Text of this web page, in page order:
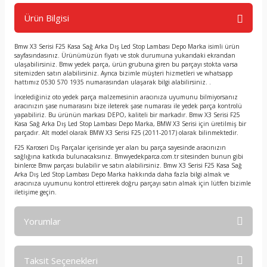
Ürün Bilgisi
Bmw X3 Serisi F25 Kasa Sağ Arka Dış Led Stop Lambası Depo Marka isimli ürün
sayfasındasınız. Ürünümüzün fiyatı ve stok durumuna yukarıdaki ekrandan
ulaşabilirsiniz. Bmw yedek parça, ürün grubuna giren bu parçayı stokta varsa
sitemizden satın alabilirsiniz. Ayrıca bizimle müşteri hizmetleri ve whatsapp
hattımız 0530 570 1935 numarasından ulaşarak bilgi alabilirsiniz. .
İncelediğiniz oto yedek parça malzemesinin aracınıza uyumunu bilmiyorsanız
aracınızın şase numarasını bize ileterek şase numarası ile yedek parça kontrolü
yapabiliriz. Bu ürünün markası DEPO, kaliteli bir markadır. Bmw X3 Serisi F25
Kasa Sağ Arka Dış Led Stop Lambası Depo Marka, BMW X3 Serisi için üretilmiş bir
parçadır. Alt model olarak BMW X3 Serisi F25 (2011-2017) olarak bilinmektedir.
F25 Karoseri Dış Parçalar içerisinde yer alan bu parça sayesinde aracınızın
sağlığına katkıda bulunacaksınız. Bmwyedekparca.com.tr sitesinden bunun gibi
binlerce Bmw parçası bulabilir ve satın alabilirsiniz. Bmw X3 Serisi F25 Kasa Sağ
Arka Dış Led Stop Lambası Depo Marka hakkında daha fazla bilgi almak ve
aracınıza uyumunu kontrol ettirerek doğru parçayı satın almak için lütfen bizimle
iletişime geçin.
Yorumlar
Taksit Seçenekleri